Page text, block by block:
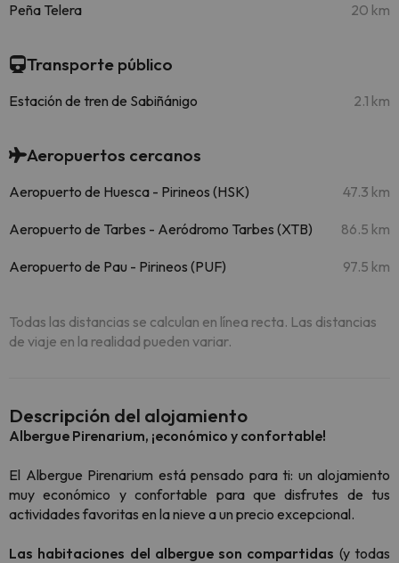
Peña Telera 20 km
Transporte público
Estación de tren de Sabiñánigo 2.1 km
Aeropuertos cercanos
Aeropuerto de Huesca - Pirineos (HSK) 47.3 km
Aeropuerto de Tarbes - Aeródromo Tarbes (XTB) 86.5 km
Aeropuerto de Pau - Pirineos (PUF) 97.5 km
Todas las distancias se calculan en línea recta. Las distancias
de viaje en la realidad pueden variar.
Descripción del alojamiento
Albergue Pirenarium, ¡económico y confortable!
El Albergue Pirenarium está pensado para ti: un alojamiento
muy económico y confortable para que disfrutes de tus
actividades favoritas en la nieve a un precio excepcional.
Las habitaciones del albergue son compartidas (y todas